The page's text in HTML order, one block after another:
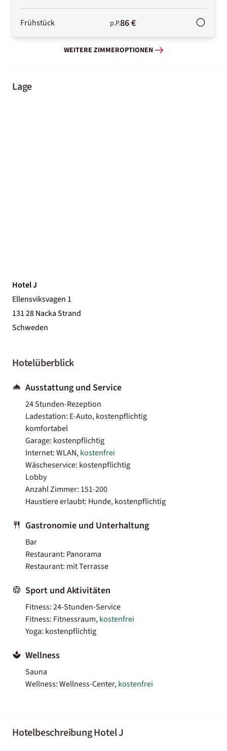
Frühstück p.P.86 €
WEITERE ZIMMEROPTIONEN
Lage
Hotel J
Ellensviksvagen 1
131 28 Nacka Strand
Schweden
Hotelüberblick
Ausstattung und Service
24 Stunden-Rezeption
Ladestation: E-Auto, kostenpflichtig
komfortabel
Garage: kostenpflichtig
Internet: WLAN,kostenfrei
Wäscheservice: kostenpflichtig
Lobby
Anzahl Zimmer: 151-200
Haustiere erlaubt: Hunde, kostenpflichtig
Gastronomie und Unterhaltung
Bar
Restaurant: Panorama
Restaurant: mit Terrasse
Sport und Aktivitäten
Fitness: 24-Stunden-Service
Fitness: Fitnessraum,kostenfrei
Yoga: kostenpflichtig
Wellness
Sauna
Wellness: Wellness-Center,kostenfrei
Hotelbeschreibung Hotel J